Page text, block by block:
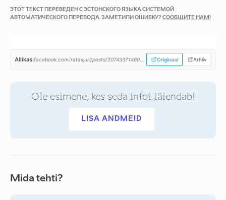
ЭТОТ ТЕКСТ ПЕРЕВЕДЕН С ЭСТОНСКОГО ЯЗЫКА СИСТЕМОЙ
АВТОМАТИЧЕСКОГО ПЕРЕВОДА. ЗАМЕТИЛИ ОШИБКУ? СООБЩИТЕ НАМ!
Allikas: Originaal Arhiiv
Ole esimene, kes seda infot täiendab!
LISA ANDMEID
Mida tehti?